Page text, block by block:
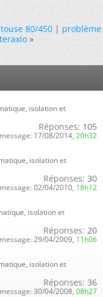
80/450|problème
»
isolation et
Réponses: 105
17/08/2014, 20h32
isolation et
Réponses: 30
02/04/2010, 18h12
isolation et
Réponses: 20
29/04/2009, 11h06
isolation et
Réponses: 36
30/04/2008, 08h27